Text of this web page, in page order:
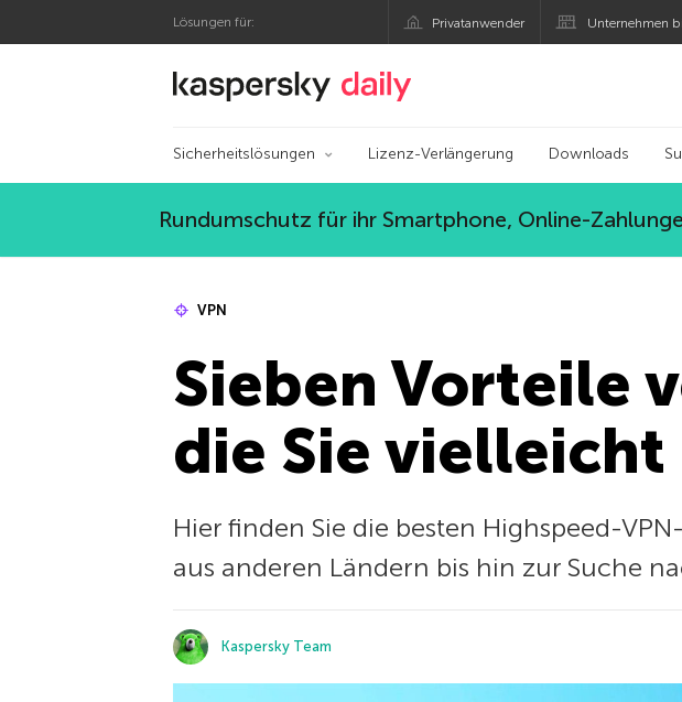
Lösungen für: Privatanwender Unternehmen
Offizieller Blog von Kaspersky
Sicherheitslösungen Lizenz-Verlängerung Downloads
Rundumschutz für ihr Smartphone, Online-
VPN
Sieben Vorteile
die Sie
Hier finden Sie die besten Highspeed-
aus anderen Ländern bis hin zur Suche
Kaspersky Team